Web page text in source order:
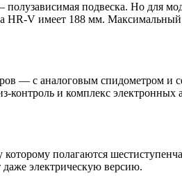
подвеска. Но для
HR-V имеет 188 мм.
— с аналоговым спидометром
и комплекс электронных
полагаются
даже электрическую версию.